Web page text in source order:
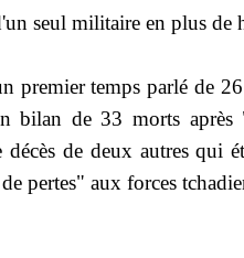
seul militaire en plus de
premier temps parlé de
bilan de 33 morts
de deux autres qui
pertes" aux forces